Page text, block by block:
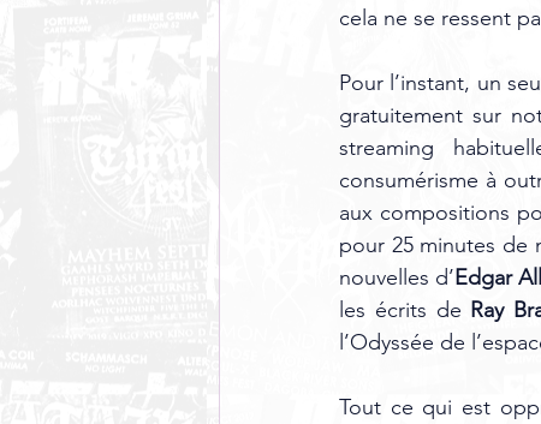
cela ne se ressent
Pour l’instant, un
gratuitement sur
streaming
consumérisme à
aux compositions
pour 25 minutes de
nouvelles d’Edgar
les écrits de Ray
l’Odyssée de
Tout ce qui est